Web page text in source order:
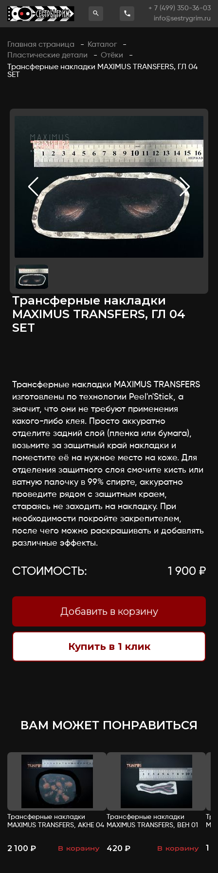
+ 7 (499) 350-36-03
info@sestrygrim.ru
Главная страница - Каталог
-
Пластические детали
- Отёки
-
Трансферные накладки MAXIMUS TRANSFERS, ГЛ 04
SET
Трансферные накладки
MAXIMUS TRANSFERS, ГЛ 04
SET
Трансферные накладки MAXIMUS TRANSFERS
изготовлены по технологии Peel'n'Stick, а
значит, что они не требуют применения
какого-либо клея. Просто аккуратно
отделите задний слой (пленка или бумага),
возьмите за защитный край накладки и
поместите её на нужное место на коже. Для
отделения защитного слоя смочите кисть или
ватную палочку в 99% спирте, аккуратно
проведите рядом с защитным краем,
стараясь не заходить на накладку. При
необходимости покройте закрепителем,
после чего можно раскрашивать и добавлять
различные эффекты.
СТОИМОСТЬ: 1 900 ₽
Добавить в корзину
Купить в 1 клик
ВАМ МОЖЕТ ПОНРАВИТЬСЯ
Трансферные накладки
MAXIMUS TRANSFERS, АКНЕ 04
2 100 ₽ В корзину
- +
Трансферные накладки
MAXIMUS TRANSFERS, ВЕН 01
420 ₽ В корзину
- + 1